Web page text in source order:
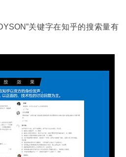
关键字在知乎的搜索量有